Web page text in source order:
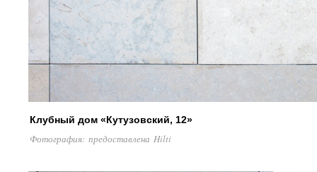
Клубный дом «Кутузовский, 12»
Фотография: предоставлена Hilti